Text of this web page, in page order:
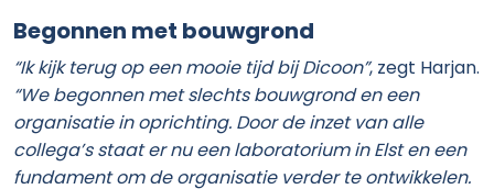
Begonnen met bouwgrond
“Ik kijk terug op een mooie tijd bij Dicoon”, zegt Harjan.
“We begonnen met slechts bouwgrond en een
organisatie in oprichting. Door de inzet van alle
collega’s staat er nu een laboratorium in Elst en een
fundament om de organisatie verder te ontwikkelen.